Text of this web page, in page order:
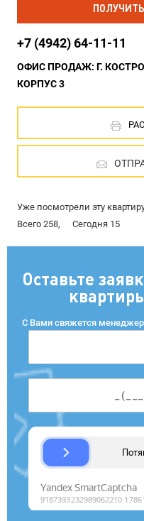
+7 (4942) 64-11-11
ОФИС ПРОДАЖ: Г.
КОРПУС 3
Уже посмотрели эту
Всего 258,
Сегодня 15
Оставьте
С Вами свяжется менеджер